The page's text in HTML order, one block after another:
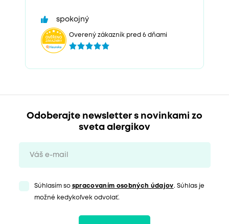
spokojný
Overený zákazník pred 6 dňami
Odoberajte newsletter s novinkami zo
sveta alergikov
Súhlasím so spracovaním osobných údajov. Súhlas je
možné kedykoľvek odvolať.